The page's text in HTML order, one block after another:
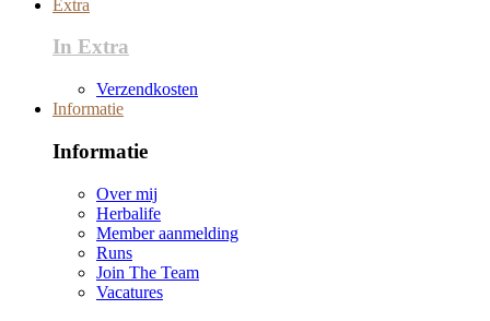
Extra
In Extra
Verzendkosten
Informatie
Informatie
Over mij
Herbalife
Member aanmelding
Runs
Join The Team
Vacatures